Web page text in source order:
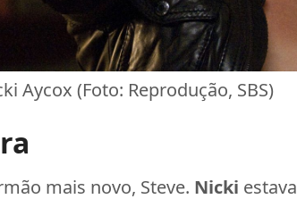
Aycox (Foto: Reprodução, SBS)
mais novo, Steve. Nicki estava